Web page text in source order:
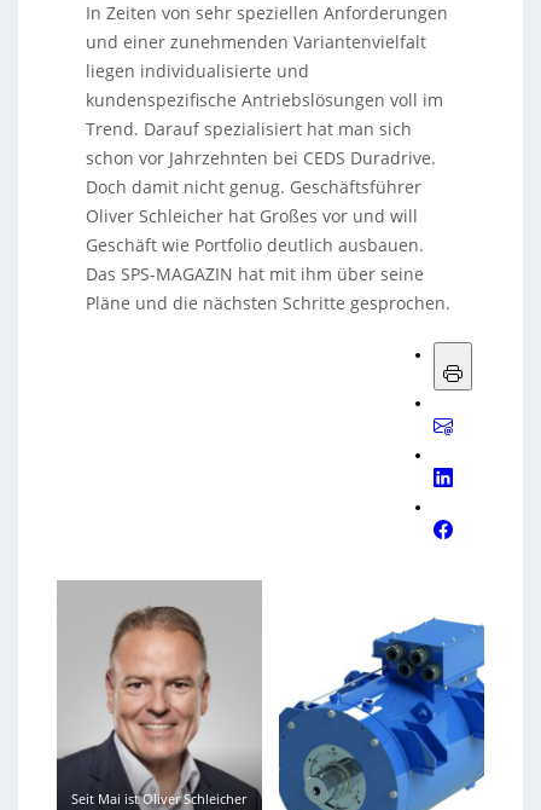
In Zeiten von sehr speziellen Anforderungen
und einer zunehmenden Variantenvielfalt
liegen individualisierte und
kundenspezifische Antriebslösungen voll im
Trend. Darauf spezialisiert hat man sich
schon vor Jahrzehnten bei CEDS Duradrive.
Doch damit nicht genug. Geschäftsführer
Oliver Schleicher hat Großes vor und will
Geschäft wie Portfolio deutlich ausbauen.
Das SPS-MAGAZIN hat mit ihm über seine
Pläne und die nächsten Schritte gesprochen.
Seit Mai ist Oliver Schleicher